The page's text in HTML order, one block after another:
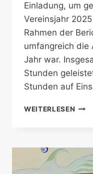
Einladung, um
Vereinsjahr
Rahmen der
umfangreich die
Jahr war.
Stunden
Stunden auf
WEITERLESEN